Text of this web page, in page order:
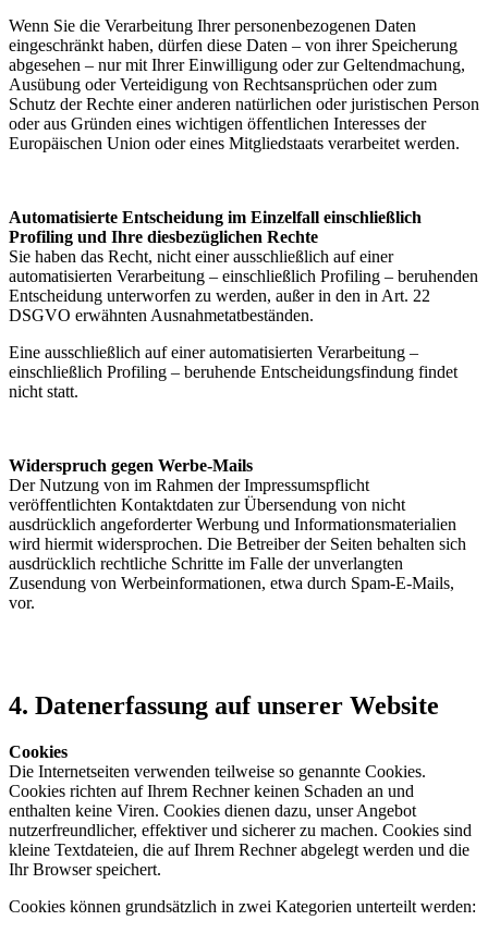
Wenn Sie die Verarbeitung Ihrer personenbezogenen Daten
eingeschränkt haben, dürfen diese Daten – von ihrer Speicherung
abgesehen – nur mit Ihrer Einwilligung oder zur Geltendmachung,
Ausübung oder Verteidigung von Rechtsansprüchen oder zum
Schutz der Rechte einer anderen natürlichen oder juristischen Person
oder aus Gründen eines wichtigen öffentlichen Interesses der
Europäischen Union oder eines Mitgliedstaats verarbeitet werden.
Automatisierte Entscheidung im Einzelfall einschließlich
Profiling und Ihre diesbezüglichen Rechte
Sie haben das Recht, nicht einer ausschließlich auf einer
automatisierten Verarbeitung – einschließlich Profiling – beruhenden
Entscheidung unterworfen zu werden, außer in den in Art. 22
DSGVO erwähnten Ausnahmetatbeständen.
Eine ausschließlich auf einer automatisierten Verarbeitung –
einschließlich Profiling – beruhende Entscheidungsfindung findet
nicht statt.
Widerspruch gegen Werbe-Mails
Der Nutzung von im Rahmen der Impressumspflicht
veröffentlichten Kontaktdaten zur Übersendung von nicht
ausdrücklich angeforderter Werbung und Informationsmaterialien
wird hiermit widersprochen. Die Betreiber der Seiten behalten sich
ausdrücklich rechtliche Schritte im Falle der unverlangten
Zusendung von Werbeinformationen, etwa durch Spam-E-Mails,
vor.
4. Datenerfassung auf unserer Website
Cookies
Die Internetseiten verwenden teilweise so genannte Cookies.
Cookies richten auf Ihrem Rechner keinen Schaden an und
enthalten keine Viren. Cookies dienen dazu, unser Angebot
nutzerfreundlicher, effektiver und sicherer zu machen. Cookies sind
kleine Textdateien, die auf Ihrem Rechner abgelegt werden und die
Ihr Browser speichert.
Cookies können grundsätzlich in zwei Kategorien unterteilt werden: